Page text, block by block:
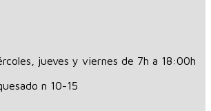
jueves y viernes de 7h a 18:00h
n 10-15